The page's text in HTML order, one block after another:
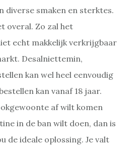
diverse smaken en sterktes.
overal. Zo zal het
echt makkelijk verkrijgbaar
Desalniettemin,
kan wel heel eenvoudig
kan vanaf 18 jaar.
af wilt komen
in de ban wilt doen, dan is
de ideale oplossing. Je valt